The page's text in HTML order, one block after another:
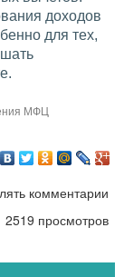
доходов
для тех,
МФЦ
комментарии
2519 просмотров